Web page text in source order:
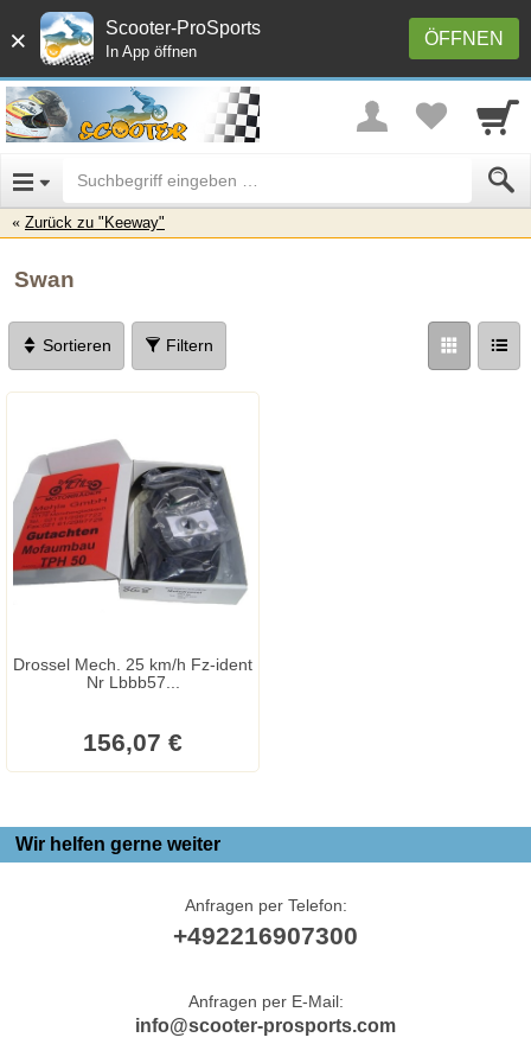
× ÖFFNEN
Scooter-ProSports
In App öffnen
Zurück zu "Keeway"
Swan
Sortieren Filtern
Drossel Mech. 25 km/h Fz-ident
Nr Lbbb57...
156,07 €
Wir helfen gerne weiter
Anfragen per Telefon:
+492216907300
Anfragen per E-Mail:
info@scooter-prosports.com